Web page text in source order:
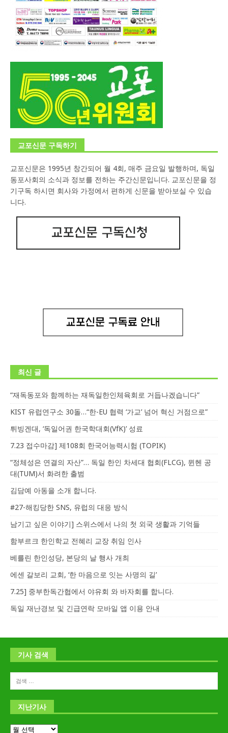
교포신문 구독하기
교포신문은 1995년 창간되어 월 4회, 매주 금요일 발행하며, 독일
동포사회의 소식과 정보를 전하는 주간신문입니다. 교포신문을 정
기구독 하시면 회사와 가정에서 편하게 신문을 받아보실 수 있습
니다.
최신 글
“재독동포와 함께하는 재독일한인체육회로 거듭나겠습니다”
KIST 유럽연구소 30돌…“한-EU 협력 ‘가교’ 넘어 혁신 거점으로”
튀빙겐대, ‘독일어권 한국학대회(VfK)’ 성료
7.23 접수마감] 제108회 한국어능력시험 (TOPIK)
“정체성은 연결의 자산”… 독일 한인 차세대 협회(FLCG), 뮌헨 공
대(TUM)서 화려한 출범
김담예 아동을 소개 합니다.
#27-해킹당한 SNS, 유럽의 대응 방식
남기고 싶은 이야기] 스위스에서 나의 첫 외국 생활과 기억들
함부르크 한인학교 전혜리 교장 취임 인사
베를린 한인성당, 본당의 날 행사 개최
에센 갈보리 교회, ‘한 마음으로 잇는 사명의 길’
7.25] 중부한독간협에서 야유회 와 바자회를 합니다.
독일 재난경보 및 긴급연락 모바일 앱 이용 안내
기사 검색
지난기사